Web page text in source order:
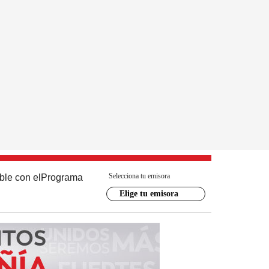
con el Programa Selecciona tu emisora
Elige tu emisora